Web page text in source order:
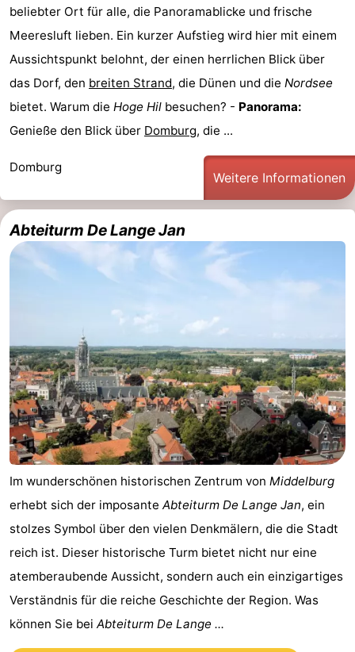
beliebter Ort für alle, die Panoramablicke und frische
Meeresluft lieben. Ein kurzer Aufstieg wird hier mit einem
Aussichtspunkt belohnt, der einen herrlichen Blick über
das Dorf, den breiten Strand, die Dünen und die Nordsee
bietet. Warum die Hoge Hil besuchen? - Panorama:
Genieße den Blick über Domburg, die ...
Domburg
Weitere Informationen
Abteiturm De Lange Jan
Im wunderschönen historischen Zentrum von Middelburg
erhebt sich der imposante Abteiturm De Lange Jan, ein
stolzes Symbol über den vielen Denkmälern, die die Stadt
reich ist. Dieser historische Turm bietet nicht nur eine
atemberaubende Aussicht, sondern auch ein einzigartiges
Verständnis für die reiche Geschichte der Region. Was
können Sie bei Abteiturm De Lange ...